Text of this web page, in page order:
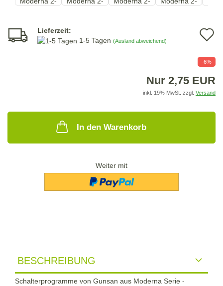
Lieferzeit:
1-5 Tagen (Ausland abweichend)
-6%
Nur 2,75 EUR
inkl. 19% MwSt. zzgl. Versand
In den Warenkorb
Weiter mit
BESCHREIBUNG
Schalterprogramme von Gunsan aus Moderna Serie -